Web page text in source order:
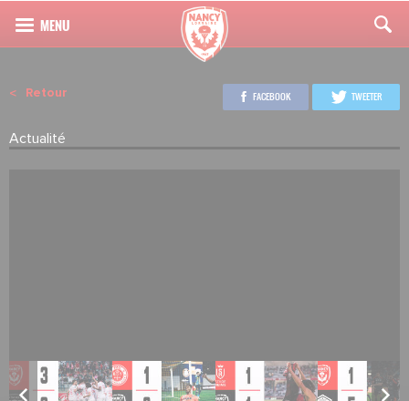
Retour
Actualité
FACEBOOK TWEETER